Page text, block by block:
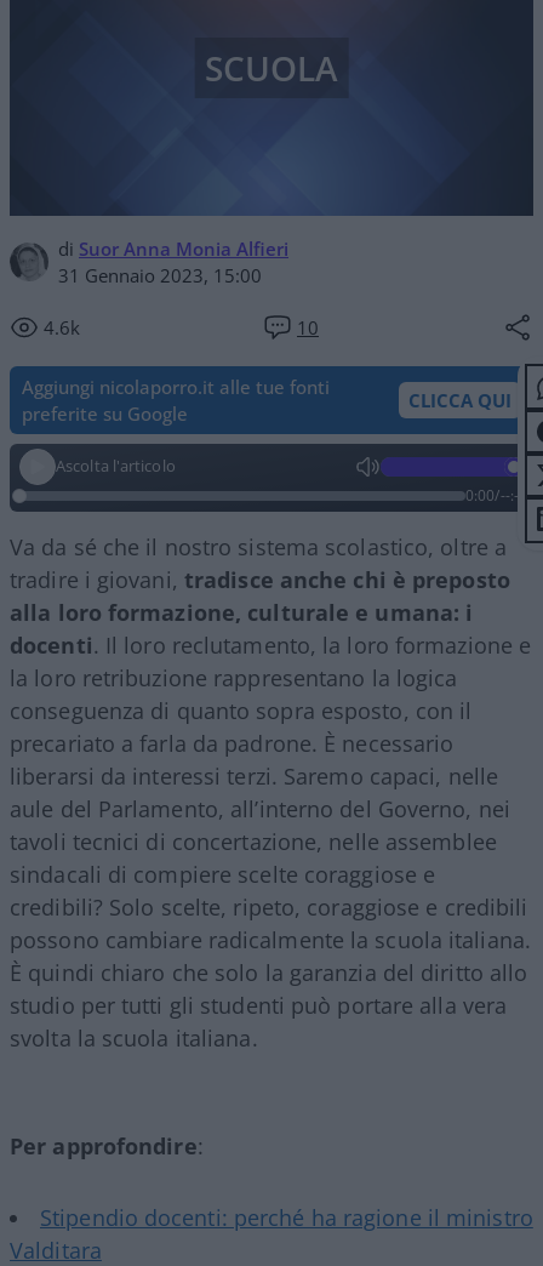
di Suor Anna Monia Alfieri
31 Gennaio 2023, 15:00
4.6k 10
SCUOLA
Aggiungi nicolaporro.it alle tue fonti
preferite su Google
CLICCA QUI
Ascolta l'articolo
0:00/--:--
Va da sé che il nostro sistema scolastico, oltre a
tradire i giovani, tradisce anche chi è preposto
alla loro formazione, culturale e umana: i
docenti. Il loro reclutamento, la loro formazione e
la loro retribuzione rappresentano la logica
conseguenza di quanto sopra esposto, con il
precariato a farla da padrone. È necessario
liberarsi da interessi terzi. Saremo capaci, nelle
aule del Parlamento, all’interno del Governo, nei
tavoli tecnici di concertazione, nelle assemblee
sindacali di compiere scelte coraggiose e
credibili? Solo scelte, ripeto, coraggiose e credibili
possono cambiare radicalmente la scuola italiana.
È quindi chiaro che solo la garanzia del diritto allo
studio per tutti gli studenti può portare alla vera
svolta la scuola italiana.
Per approfondire:
Stipendio docenti: perché ha ragione il ministro
Valditara